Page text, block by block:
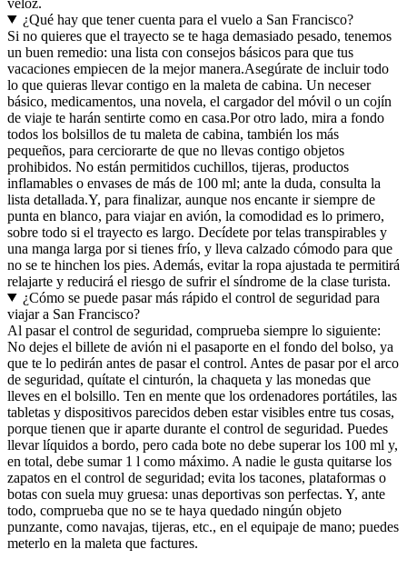
¿Qué hay que tener cuenta para el vuelo a San Francisco?
Si no quieres que el trayecto se te haga demasiado pesado, tenemos
un buen remedio: una lista con consejos básicos para que tus
vacaciones empiecen de la mejor manera.Asegúrate de incluir todo
lo que quieras llevar contigo en la maleta de cabina. Un neceser
básico, medicamentos, una novela, el cargador del móvil o un cojín
de viaje te harán sentirte como en casa.Por otro lado, mira a fondo
todos los bolsillos de tu maleta de cabina, también los más
pequeños, para cerciorarte de que no llevas contigo objetos
prohibidos. No están permitidos cuchillos, tijeras, productos
inflamables o envases de más de 100 ml; ante la duda, consulta la
lista detallada.Y, para finalizar, aunque nos encante ir siempre de
punta en blanco, para viajar en avión, la comodidad es lo primero,
sobre todo si el trayecto es largo. Decídete por telas transpirables y
una manga larga por si tienes frío, y lleva calzado cómodo para que
no se te hinchen los pies. Además, evitar la ropa ajustada te permitirá
relajarte y reducirá el riesgo de sufrir el síndrome de la clase turista.
¿Cómo se puede pasar más rápido el control de seguridad para
viajar a San Francisco?
Al pasar el control de seguridad, comprueba siempre lo siguiente:
No dejes el billete de avión ni el pasaporte en el fondo del bolso, ya
que te lo pedirán antes de pasar el control. Antes de pasar por el arco
de seguridad, quítate el cinturón, la chaqueta y las monedas que
lleves en el bolsillo. Ten en mente que los ordenadores portátiles, las
tabletas y dispositivos parecidos deben estar visibles entre tus cosas,
porque tienen que ir aparte durante el control de seguridad. Puedes
llevar líquidos a bordo, pero cada bote no debe superar los 100 ml y,
en total, debe sumar 1 l como máximo. A nadie le gusta quitarse los
zapatos en el control de seguridad; evita los tacones, plataformas o
botas con suela muy gruesa: unas deportivas son perfectas. Y, ante
todo, comprueba que no se te haya quedado ningún objeto
punzante, como navajas, tijeras, etc., en el equipaje de mano; puedes
meterlo en la maleta que factures.